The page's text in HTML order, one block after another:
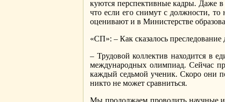
куются перспективные кадры. Даже
что если его снимут с должности,
оценивают и в Министерстве
«СП»: – Как сказалось преследование
– Трудовой коллектив находится в
международных олимпиад. Сейчас
каждый седьмой ученик. Скоро они
никто не может сравниться.
Мы продолжаем проводить научные и